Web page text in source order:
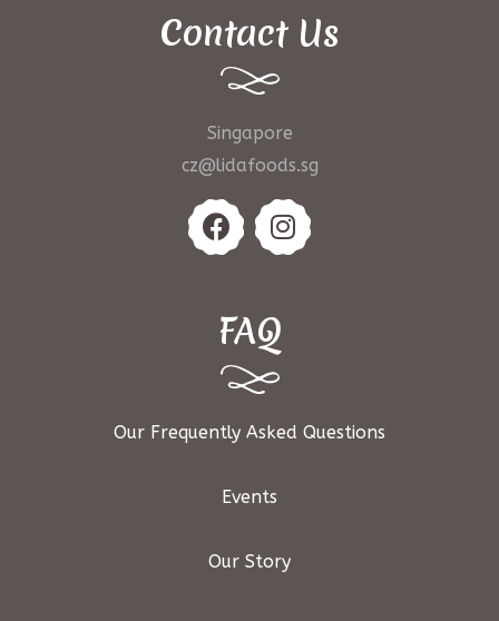
Contact Us
Singapore
cz@lidafoods.sg
FAQ
Our Frequently Asked Questions
Events
Our Story